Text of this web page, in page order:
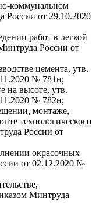
коммунальном
России от 29.10.2020
работ в легкой
России от
цемента, утв.
№ 781н;
на высоте, утв.
№ 782н;
монтаже,
технологического
России от
окрасочных
от 02.12.2020 №
Минтруда